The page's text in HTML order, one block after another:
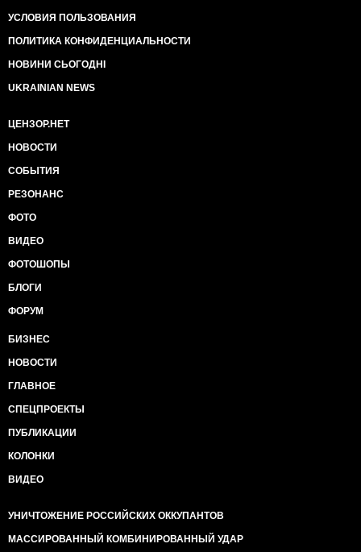
УСЛОВИЯ ПОЛЬЗОВАНИЯ
ПОЛИТИКА КОНФИДЕНЦИАЛЬНОСТИ
НОВИНИ СЬОГОДНІ
UKRAINIAN NEWS
ЦЕНЗОР.НЕТ
НОВОСТИ
СОБЫТИЯ
РЕЗОНАНС
ФОТО
ВИДЕО
ФОТОШОПЫ
БЛОГИ
ФОРУМ
БИЗНЕС
НОВОСТИ
ГЛАВНОЕ
СПЕЦПРОЕКТЫ
ПУБЛИКАЦИИ
КОЛОНКИ
ВИДЕО
УНИЧТОЖЕНИЕ РОССИЙСКИХ ОККУПАНТОВ
МАССИРОВАННЫЙ КОМБИНИРОВАННЫЙ УДАР